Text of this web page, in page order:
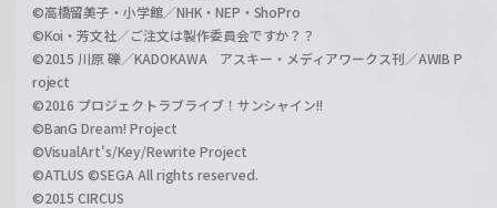
©高橋留美子・小学館／NHK・NEP・ShoPro
©Koi・芳文社／ご注文は製作委員会ですか？？
©2015 川原 礫／KADOKAWA アスキー・メディアワークス刊／AWIB P
roject
©2016 プロジェクトラブライブ！サンシャイン!!
©BanG Dream! Project
©VisualArt's/Key/Rewrite Project
©ATLUS ©SEGA All rights reserved.
©2015 CIRCUS